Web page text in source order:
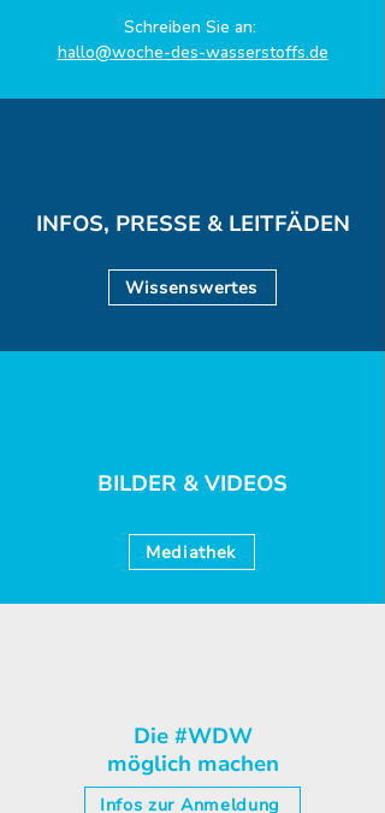
Schreiben Sie an:
hallo@woche-des-wasserstoffs.de
INFOS, PRESSE & LEITFÄDEN
Wissenswertes
BILDER & VIDEOS
Mediathek
Die #WDW
möglich machen
Infos zur Anmeldung